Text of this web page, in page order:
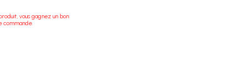
vous gagnez un bon
commande.